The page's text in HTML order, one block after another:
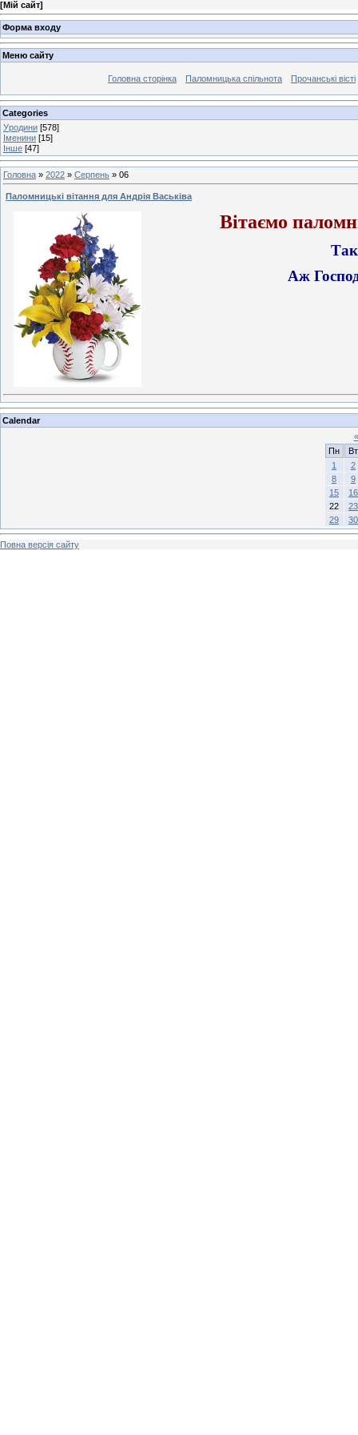
[Мій сайт]
Форма входу
Меню сайту
Головна сторінка Паломницька спільнота Прочанські вісті
Categories
Уродини [578]
Іменини [15]
Інше [47]
Головна » 2022 » Серпень » 06
Паломницькі вітання для Андрія Васьківа
Вітаємо
Аж
Calendar
«
Пн
Вт
1
2
8
9
15
16
22
23
29
30
Повна версія сайту